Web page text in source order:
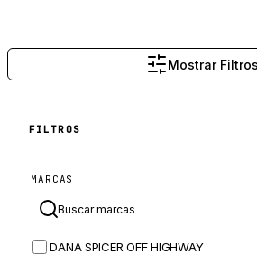
Mostrar Filtros
FILTROS
MARCAS
DANA SPICER OFF HIGHWAY